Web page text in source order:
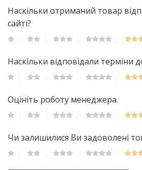
Наскільки отриманий товар
сайті?
Наскільки відповідали терміни
Оцініть роботу менеджера.
Чи залишилися Ви задоволені